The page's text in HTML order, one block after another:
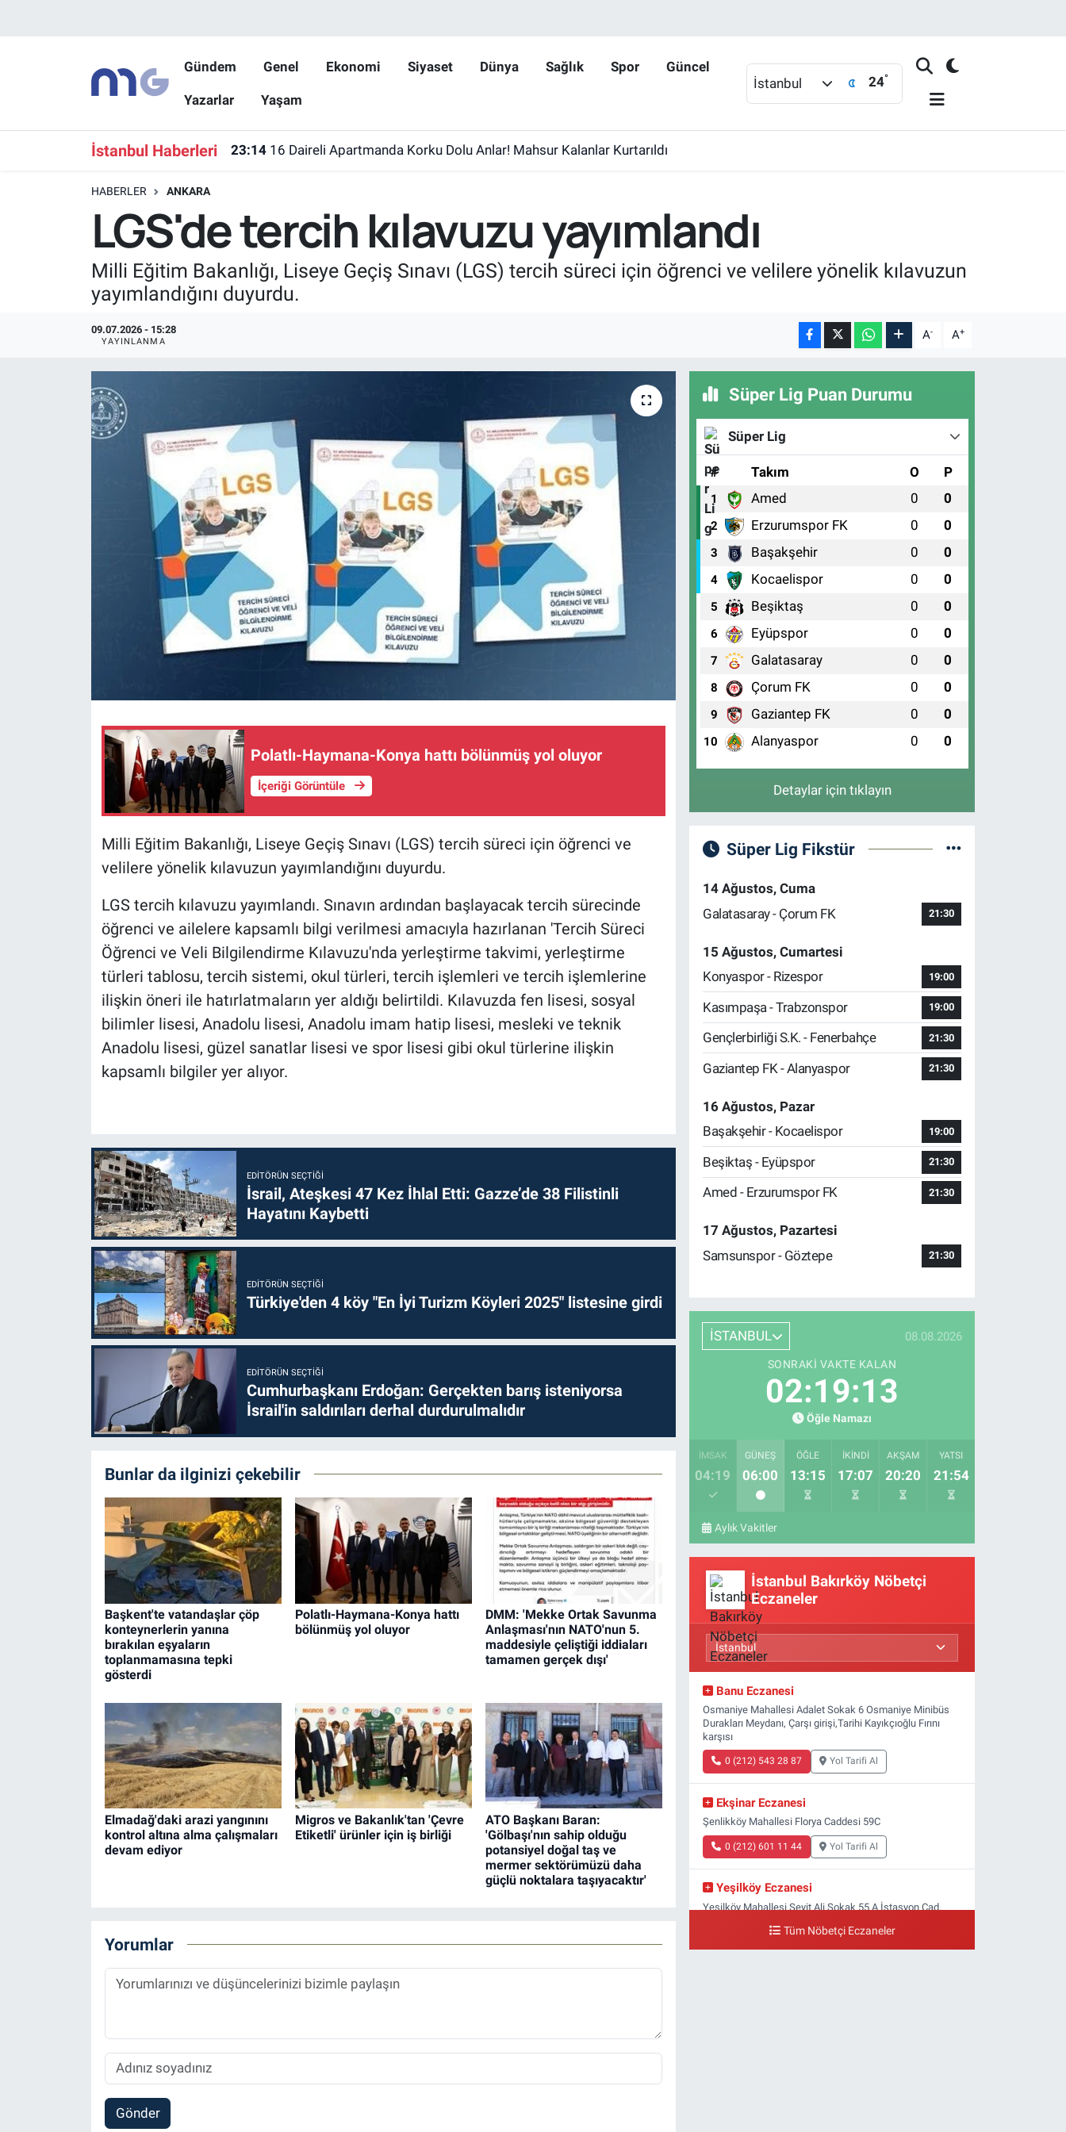
Gündem Genel Ekonomi Siyaset Dünya Sağlık Spor Güncel
Yazarlar Yaşam
İstanbul 24°
İstanbul Haberleri 23:14 16 Daireli Apartmanda Korku Dolu Anlar! Mahsur Kalanlar Kurtarıldı
HABERLER ANKARA
LGS'de tercih kılavuzu yayımlandı
Milli Eğitim Bakanlığı, Liseye Geçiş Sınavı (LGS) tercih süreci için öğrenci ve velilere yönelik kılavuzun
yayımlandığını duyurdu.
09.07.2026 - 15:28
YAYINLANMA A- A+
Polatlı-Haymana-Konya hattı bölünmüş yol oluyor
İçeriği Görüntüle
Milli Eğitim Bakanlığı, Liseye Geçiş Sınavı (LGS) tercih süreci için öğrenci ve
velilere yönelik kılavuzun yayımlandığını duyurdu.
LGS tercih kılavuzu yayımlandı. Sınavın ardından başlayacak tercih sürecinde
öğrenci ve ailelere kapsamlı bilgi verilmesi amacıyla hazırlanan 'Tercih Süreci
Öğrenci ve Veli Bilgilendirme Kılavuzu'nda yerleştirme takvimi, yerleştirme
türleri tablosu, tercih sistemi, okul türleri, tercih işlemleri ve tercih işlemlerine
ilişkin öneri ile hatırlatmaların yer aldığı belirtildi. Kılavuzda fen lisesi, sosyal
bilimler lisesi, Anadolu lisesi, Anadolu imam hatip lisesi, mesleki ve teknik
Anadolu lisesi, güzel sanatlar lisesi ve spor lisesi gibi okul türlerine ilişkin
kapsamlı bilgiler yer alıyor.
EDITÖRÜN SEÇTIĞI
İsrail, Ateşkesi 47 Kez İhlal Etti: Gazze’de 38 Filistinli
Hayatını Kaybetti
EDITÖRÜN SEÇTIĞI
Türkiye'den 4 köy "En İyi Turizm Köyleri 2025" listesine girdi
EDITÖRÜN SEÇTIĞI
Cumhurbaşkanı Erdoğan: Gerçekten barış isteniyorsa
İsrail'in saldırıları derhal durdurulmalıdır
Bunlar da ilginizi çekebilir
Başkent'te vatandaşlar çöp
konteynerlerin yanına
bırakılan eşyaların
toplanmamasına tepki
gösterdi
Polatlı-Haymana-Konya hattı
bölünmüş yol oluyor
DMM: 'Mekke Ortak Savunma
Anlaşması'nın NATO'nun 5.
maddesiyle çeliştiği iddiaları
tamamen gerçek dışı'
Elmadağ'daki arazi yangınını
kontrol altına alma çalışmaları
devam ediyor
Migros ve Bakanlık'tan 'Çevre
Etiketli' ürünler için iş birliği
ATO Başkanı Baran:
'Gölbaşı'nın sahip olduğu
potansiyel doğal taş ve
mermer sektörümüzü daha
güçlü noktalara taşıyacaktır'
Yorumlar
Gönder
Süper Lig Puan Durumu
Süper Lig
# Takım O P
1 Amed 0 0
2 Erzurumspor FK 0 0
3 Başakşehir 0 0
4 Kocaelispor 0 0
5 Beşiktaş 0 0
6 Eyüpspor 0 0
7 Galatasaray 0 0
8 Çorum FK 0 0
9 Gaziantep FK 0 0
10 Alanyaspor 0 0
Detaylar için tıklayın
Süper Lig Fikstür
14 Ağustos, Cuma
Galatasaray - Çorum FK
21:30
15 Ağustos, Cumartesi
Konyaspor - Rizespor
19:00
Kasımpaşa - Trabzonspor 19:00
Gençlerbirliği S.K. - Fenerbahçe 21:30
Gaziantep FK - Alanyaspor 21:30
16 Ağustos, Pazar
Başakşehir - Kocaelispor
19:00
Beşiktaş - Eyüpspor 21:30
Amed - Erzurumspor FK 21:30
17 Ağustos, Pazartesi
Samsunspor - Göztepe
21:30
İSTANBUL 08.08.2026
SONRAKI VAKTE KALAN
02:19:12
Öğle Namazı
İMSAK
04:19
GÜNEŞ
06:00
ÖĞLE
13:15
İKINDI
17:07
AKŞAM
20:20
YATSI
21:54
Aylık Vakitler
İstanbul Bakırköy Nöbetçi
Eczaneler
Banu Eczanesi
Osmaniye Mahallesi Adalet Sokak 6 Osmaniye Minibüs
Durakları Meydanı, Çarşı girişi,Tarihi Kayıkçıoğlu Fırını
karşısı
0 (212) 543 28 87 Yol Tarifi Al
Ekşinar Eczanesi
Şenlikköy Mahallesi Florya Caddesi 59C
0 (212) 601 11 44 Yol Tarifi Al
Yeşilköy Eczanesi
Yeşilköy Mahallesi Seyit Ali Sokak 55 A İstasyon Cad.
Tüm Nöbetçi Eczaneler
Hava Durumu
İstanbul Namaz Vakitleri
Süper Lig Puan Durumu ve Fikstür
Tüm Manşetler
Son Dakika Haberleri
Haber Arşivi